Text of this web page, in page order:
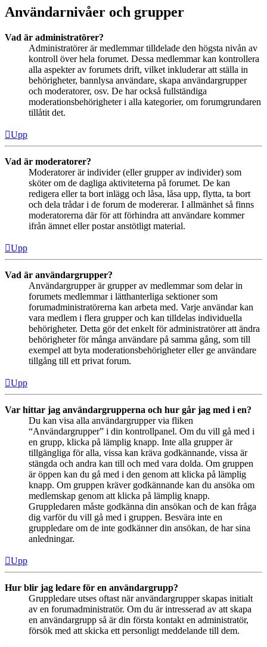
Användarnivåer och grupper
Vad är administratörer?
Administratörer är medlemmar tilldelade den högsta nivån av
kontroll över hela forumet. Dessa medlemmar kan kontrollera
alla aspekter av forumets drift, vilket inkluderar att ställa in
behörigheter, bannlysa användare, skapa användargrupper
och moderatorer, osv. De har också fullständiga
moderationsbehörigheter i alla kategorier, om forumgrundaren
tillåtit det.
Upp
Vad är moderatorer?
Moderatorer är individer (eller grupper av individer) som
sköter om de dagliga aktiviteterna på forumet. De kan
redigera eller ta bort inlägg och låsa, låsa upp, flytta, ta bort
och dela trådar i de forum de modererar. I allmänhet så finns
moderatorerna där för att förhindra att användare kommer
ifrån ämnet eller postar anstötligt material.
Upp
Vad är användargrupper?
Användargrupper är grupper av medlemmar som delar in
forumets medlemmar i lätthanterliga sektioner som
forumadministratörerna kan arbeta med. Varje användar kan
vara medlem i flera grupper och kan tilldelas individuella
behörigheter. Detta gör det enkelt för administratörer att ändra
behörigheter för många användare på samma gång, som till
exempel att byta moderationsbehörigheter eller ge användare
tillgång till ett privat forum.
Upp
Var hittar jag användargrupperna och hur går jag med i en?
Du kan visa alla användargrupper via fliken
“Användargrupper” i din kontrollpanel. Om du vill gå med i
en grupp, klicka på lämplig knapp. Inte alla grupper är
tillgängliga för alla, vissa kan kräva godkännande, vissa är
stängda och andra kan till och med vara dolda. Om gruppen
är öppen kan du gå med i den genom att klicka på lämplig
knapp. Om gruppen kräver godkännande kan du ansöka om
medlemskap genom att klicka på lämplig knapp.
Gruppledaren måste godkänna din ansökan och de kan fråga
dig varför du vill gå med i gruppen. Besvära inte en
gruppledare om de inte godkänner din ansökan, de har sina
anledningar.
Upp
Hur blir jag ledare för en användargrupp?
Gruppledare utses oftast när användargrupper skapas initialt
av en forumadministratör. Om du är intresserad av att skapa
en användargrupp så är din första kontakt en administratör,
försök med att skicka ett personligt meddelande till dem.